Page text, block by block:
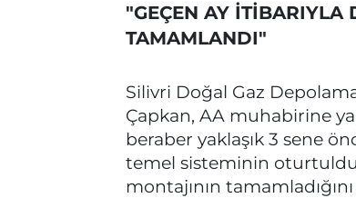
"GEÇEN AY İTİBARIYLA
TAMAMLANDI"
Silivri Doğal Gaz
Çapkan, AA muhabirine
beraber yaklaşık 3 sene
temel sisteminin
montajının